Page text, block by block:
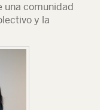
una comunidad
y la